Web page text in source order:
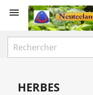

HERBES